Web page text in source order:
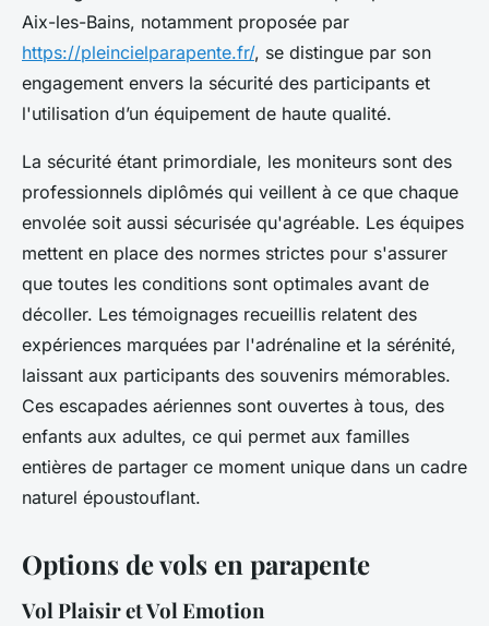
Aix-les-Bains, notamment proposée par
https://pleincielparapente.fr/, se distingue par son
engagement envers la sécurité des participants et
l'utilisation d’un équipement de haute qualité.
La sécurité étant primordiale, les moniteurs sont des
professionnels diplômés qui veillent à ce que chaque
envolée soit aussi sécurisée qu'agréable. Les équipes
mettent en place des normes strictes pour s'assurer
que toutes les conditions sont optimales avant de
décoller. Les témoignages recueillis relatent des
expériences marquées par l'adrénaline et la sérénité,
laissant aux participants des souvenirs mémorables.
Ces escapades aériennes sont ouvertes à tous, des
enfants aux adultes, ce qui permet aux familles
entières de partager ce moment unique dans un cadre
naturel époustouflant.
Options de vols en parapente
Vol Plaisir et Vol Emotion